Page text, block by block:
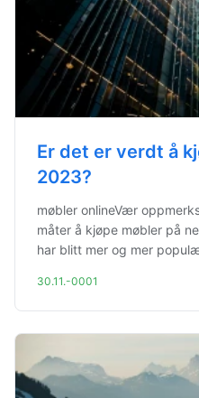
Er det er verdt å
2023?
møbler onlineVær
måter å kjøpe møbler på
har blitt mer og mer
30.11.-0001